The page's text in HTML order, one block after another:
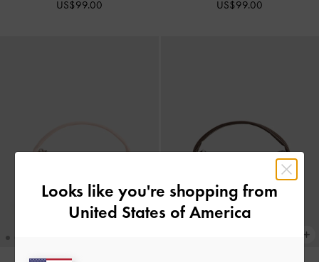
Looks like you're shopping from
United States of America